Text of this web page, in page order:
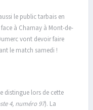
le public tarbais en
à Charnay à Mont-de-
vont devoir faire
le match samedi !
distingue lors de cette
4, numéro 97). La